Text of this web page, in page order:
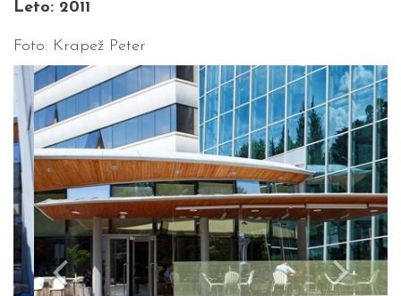
Leto: 2011
Foto: Krapež Peter
Previous Next